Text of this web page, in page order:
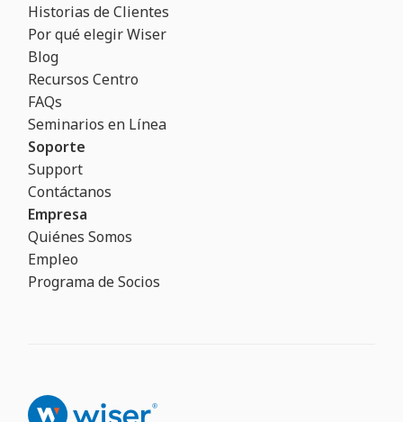
Historias de Clientes
Por qué elegir Wiser
Blog
Recursos Centro
FAQs
Seminarios en Línea
Soporte
Support
Contáctanos
Empresa
Quiénes Somos
Empleo
Programa de Socios